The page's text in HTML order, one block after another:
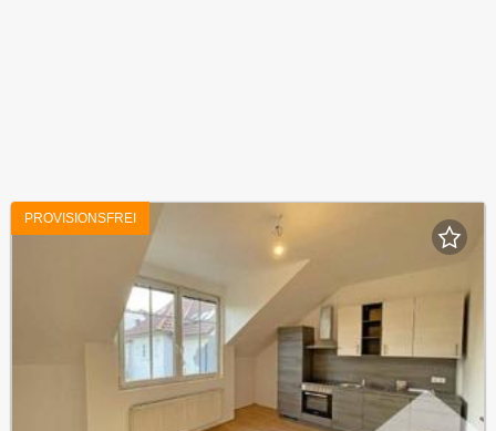
PROVISIONSFREI